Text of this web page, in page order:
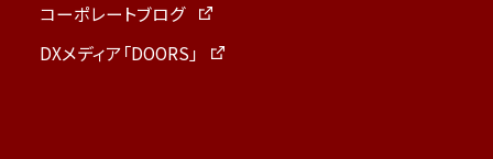
コーポレートブログ
DXメディア「DOORS」